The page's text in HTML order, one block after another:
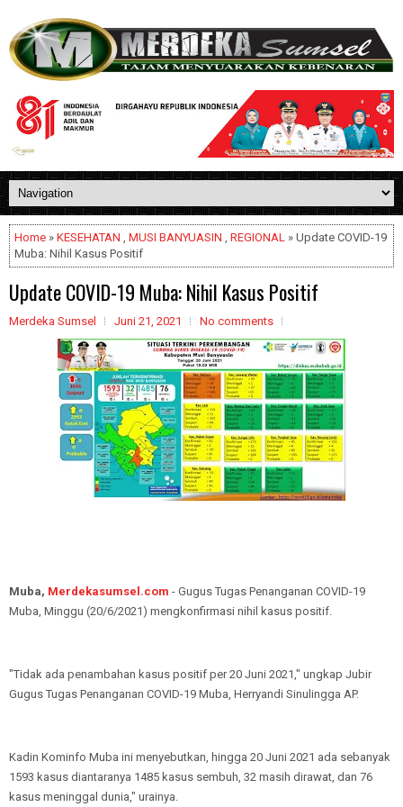
Home » KESEHATAN , MUSI BANYUASIN , REGIONAL » Update COVID-19
Muba: Nihil Kasus Positif
Update COVID-19 Muba: Nihil Kasus Positif
Merdeka Sumsel Juni 21, 2021 No comments
Muba, Merdekasumsel.com - Gugus Tugas Penanganan COVID-19
Muba, Minggu (20/6/2021) mengkonfirmasi nihil kasus positif.
"Tidak ada penambahan kasus positif per 20 Juni 2021," ungkap Jubir
Gugus Tugas Penanganan COVID-19 Muba, Herryandi Sinulingga AP.
Kadin Kominfo Muba ini menyebutkan, hingga 20 Juni 2021 ada sebanyak
1593 kasus diantaranya 1485 kasus sembuh, 32 masih dirawat, dan 76
kasus meninggal dunia," urainya.